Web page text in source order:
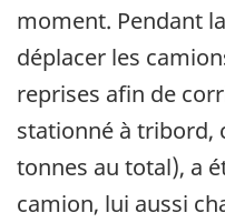
moment. Pendant
déplacer les
reprises afin de
stationné à tribord,
tonnes au total), a
camion, lui aussi